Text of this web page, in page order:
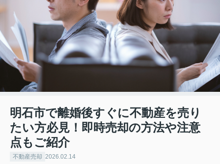
明石市で離婚後すぐに不動産を売り
たい方必見！即時売却の方法や注意
点もご紹介
不動産売却 2026.02.14